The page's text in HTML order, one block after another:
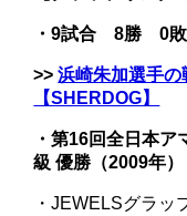
・9試合 8勝 0
>>浜崎朱加選手の
【SHERDOG】
・第16回全日本
級 優勝（2009年）
・JEWELSグラッ